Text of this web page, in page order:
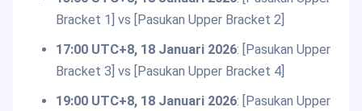
Bracket 1] vs [Pasukan Upper Bracket 2]
17:00 UTC+8, 18 Januari 2026: [Pasukan Upper
Bracket 3] vs [Pasukan Upper Bracket 4]
19:00 UTC+8, 18 Januari 2026: [Pasukan Upper